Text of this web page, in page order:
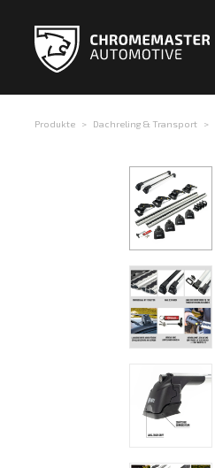
Produkte Dachreling & Transport